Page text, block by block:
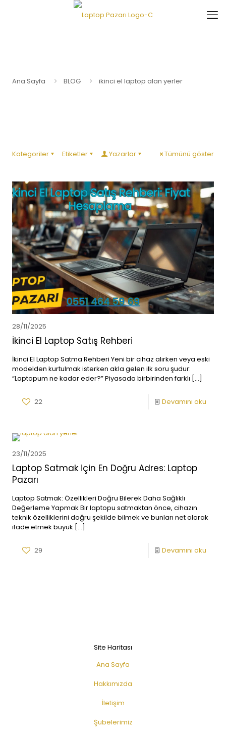
Ana Sayfa BLOG ikinci el laptop alan yerler
Kategoriler Etiketler Yazarlar Tümünü göster
28/11/2025
İkinci El Laptop Satış Rehberi
İkinci El Laptop Satma Rehberi Yeni bir cihaz alırken veya eski
modelden kurtulmak isterken akla gelen ilk soru şudur:
“Laptopum ne kadar eder?” Piyasada birbirinden farklı […]
22 Devamını oku
23/11/2025
Laptop Satmak için En Doğru Adres: Laptop
Pazarı
Laptop Satmak: Özellikleri Doğru Bilerek Daha Sağlıklı
Değerleme Yapmak Bir laptopu satmaktan önce, cihazın
teknik özelliklerini doğru şekilde bilmek ve bunları net olarak
ifade etmek büyük […]
29 Devamını oku
Site Haritası
Ana Sayfa
Hakkımızda
İletişim
Şubelerimiz